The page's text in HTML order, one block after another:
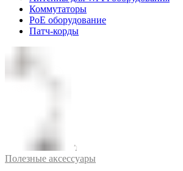
Коммутаторы
PoE оборудование
Патч-корды
Полезные аксессуары